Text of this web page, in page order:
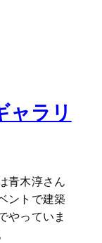
ャラリ
青木淳さん
ントで建築
やっていま